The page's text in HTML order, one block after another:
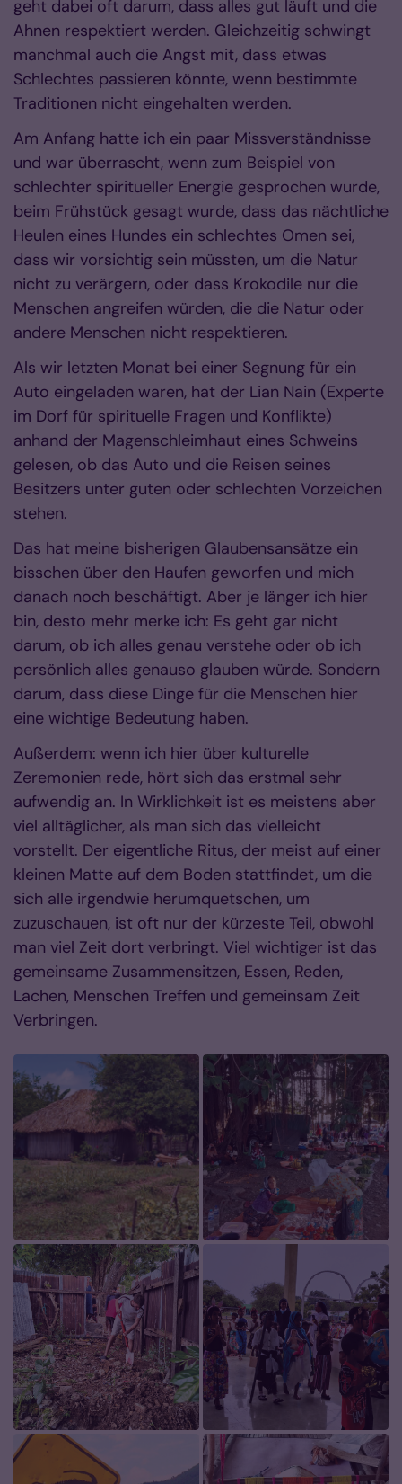
geht dabei oft darum, dass alles gut läuft und die
Ahnen respektiert werden. Gleichzeitig schwingt
manchmal auch die Angst mit, dass etwas
Schlechtes passieren könnte, wenn bestimmte
Traditionen nicht eingehalten werden.
Am Anfang hatte ich ein paar Missverständnisse
und war überrascht, wenn zum Beispiel von
schlechter spiritueller Energie gesprochen wurde,
beim Frühstück gesagt wurde, dass das nächtliche
Heulen eines Hundes ein schlechtes Omen sei,
dass wir vorsichtig sein müssten, um die Natur
nicht zu verärgern, oder dass Krokodile nur die
Menschen angreifen würden, die die Natur oder
andere Menschen nicht respektieren.
Als wir letzten Monat bei einer Segnung für ein
Auto eingeladen waren, hat der Lian Nain (Experte
im Dorf für spirituelle Fragen und Konflikte)
anhand der Magenschleimhaut eines Schweins
gelesen, ob das Auto und die Reisen seines
Besitzers unter guten oder schlechten Vorzeichen
stehen.
Das hat meine bisherigen Glaubensansätze ein
bisschen über den Haufen geworfen und mich
danach noch beschäftigt. Aber je länger ich hier
bin, desto mehr merke ich: Es geht gar nicht
darum, ob ich alles genau verstehe oder ob ich
persönlich alles genauso glauben würde. Sondern
darum, dass diese Dinge für die Menschen hier
eine wichtige Bedeutung haben.
Außerdem: wenn ich hier über kulturelle
Zeremonien rede, hört sich das erstmal sehr
aufwendig an. In Wirklichkeit ist es meistens aber
viel alltäglicher, als man sich das vielleicht
vorstellt. Der eigentliche Ritus, der meist auf einer
kleinen Matte auf dem Boden stattfindet, um die
sich alle irgendwie herumquetschen, um
zuzuschauen, ist oft nur der kürzeste Teil, obwohl
man viel Zeit dort verbringt. Viel wichtiger ist das
gemeinsame Zusammensitzen, Essen, Reden,
Lachen, Menschen Treffen und gemeinsam Zeit
Verbringen.